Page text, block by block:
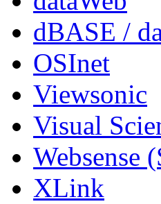
dBASE /
OSInet
Viewsonic
Visual
Websense
XLink